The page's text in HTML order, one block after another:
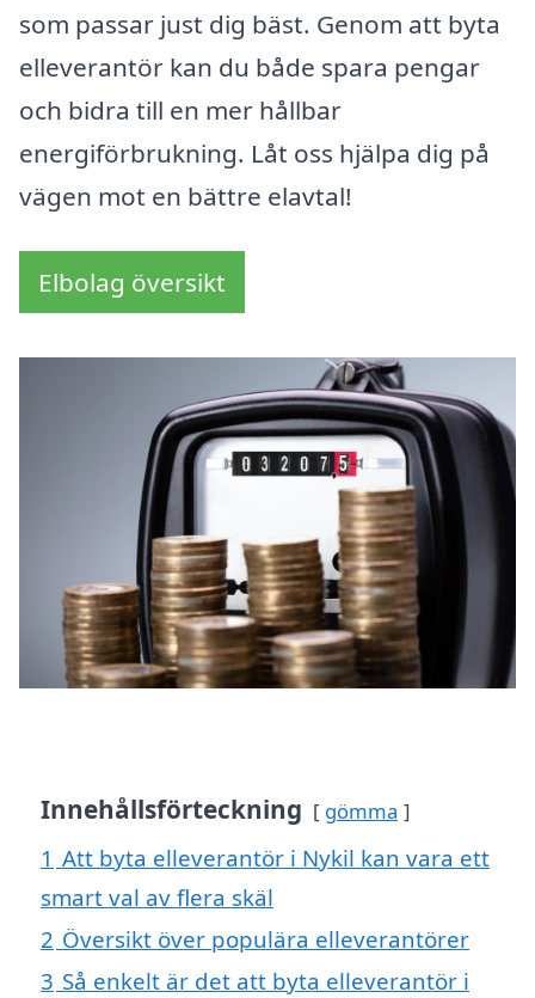
som passar just dig bäst. Genom att byta
elleverantör kan du både spara pengar
och bidra till en mer hållbar
energiförbrukning. Låt oss hjälpa dig på
vägen mot en bättre elavtal!
Elbolag översikt
Innehållsförteckning gömma
1 Att byta elleverantör i Nykil kan vara ett
smart val av flera skäl
2 Översikt över populära elleverantörer
3 Så enkelt är det att byta elleverantör i